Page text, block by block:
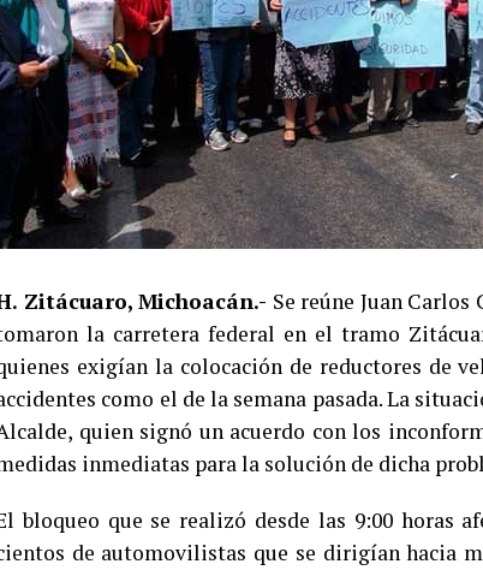
Zitácuaro, Michoacán.- Se reúne Juan
la carretera federal en el tramo
exigían la colocación de reductores de
como el de la semana pasada. La
quien signó un acuerdo con los
inmediatas para la solución de dicha
bloqueo que se realizó desde las 9:00 horas
de automovilistas que se dirigían hacia